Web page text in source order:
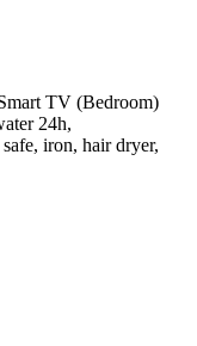
TV (Bedroom)
24h,
iron, hair dryer,